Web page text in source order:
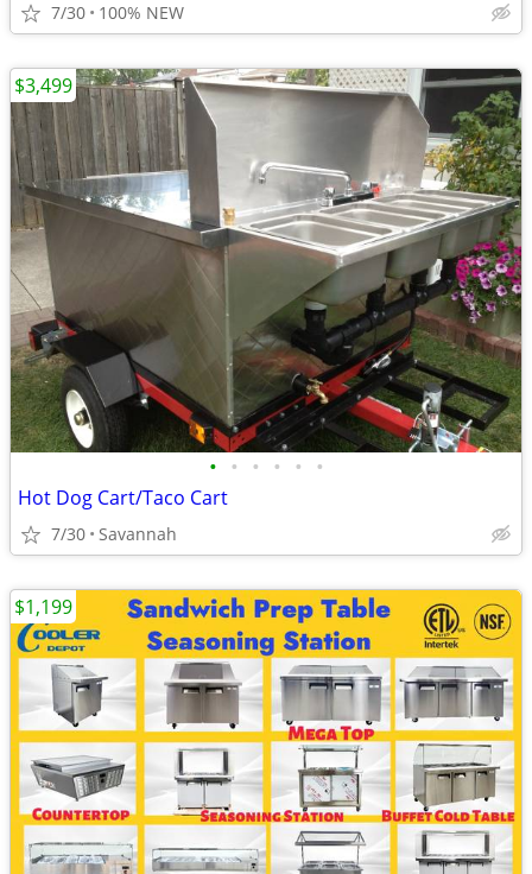
7/30 100% NEW
• • • • • •
Hot Dog Cart/Taco Cart
7/30 Savannah
$3,499
$1,199